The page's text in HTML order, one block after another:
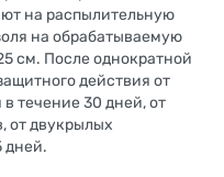
на распылительную
на обрабатываемую
см. После однократной
действия от
течение 30 дней, от
от двукрылых
дней.